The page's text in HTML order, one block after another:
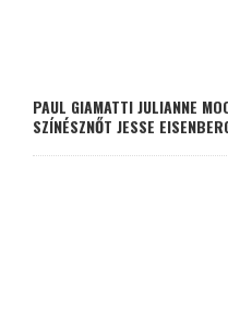
PAUL GIAMATTI JULIANNE
SZÍNÉSZNŐT JESSE